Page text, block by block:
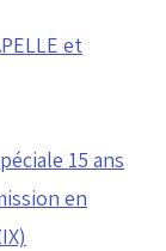
et
15 ans
en